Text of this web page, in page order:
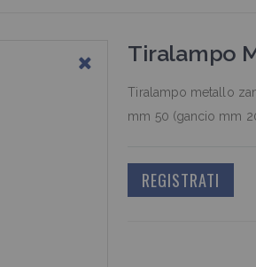
Tiralampo
Tiralampo metallo
mm 50 (gancio mm
REGISTRATI